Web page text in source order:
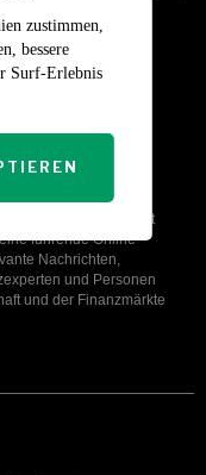
die komplexe Welt
führende Online-
Nachrichten,
und Personen
und der Finanzmärkte
zustimmen,
bessere
Surf-Erlebnis